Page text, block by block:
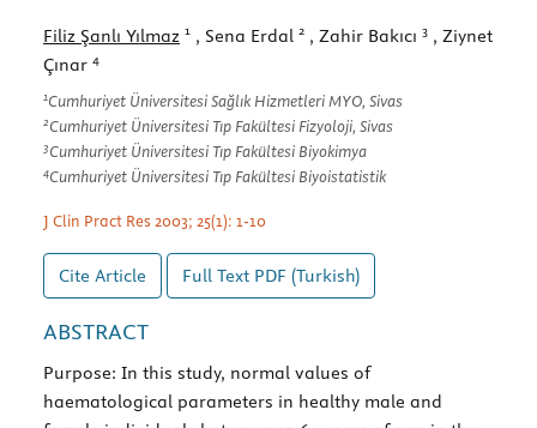
Filiz Şanlı Yılmaz 1 , Sena Erdal 2 , Zahir Bakıcı 3 , Ziynet
Çınar 4
1Cumhuriyet Üniversitesi Sağlık Hizmetleri MYO, Sivas
2Cumhuriyet Üniversitesi Tıp Fakültesi Fizyoloji, Sivas
3Cumhuriyet Üniversitesi Tıp Fakültesi Biyokimya
4Cumhuriyet Üniversitesi Tıp Fakültesi Biyoistatistik
J Clin Pract Res 2003; 25(1): 1-10
Cite Article Full Text PDF (Turkish)
ABSTRACT
Purpose: In this study, normal values of
haematological parameters in healthy male and